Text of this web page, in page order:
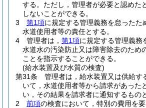
する。 ただし，管理者が必要と認めた
しないことができる。
3
第1項に規定する管理義務を怠ったた
水道使用者等の責任とする。
4
管理者は， 第1項に規定する管理義務
水道水の汚染防止又は障害除去のため
ことを指示することができる。
(給水装置及び水質の検査)
第31条
管理者は，給水装置又は供給す
いて，水道使用者等から請求があった
い，その結果を請求者に通知するもの
2
前項の検査において，特別の費用を